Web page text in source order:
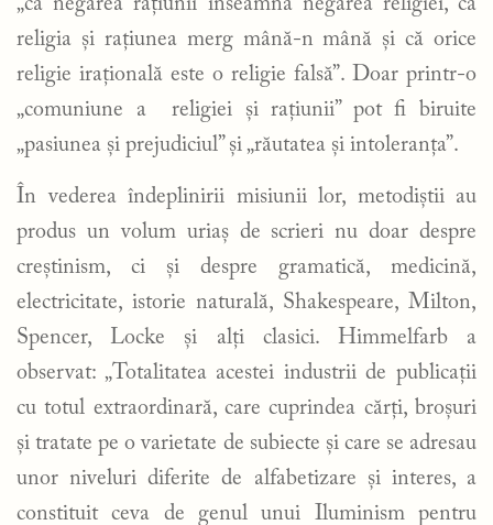
„că negarea rațiunii înseamnă negarea religiei, că
religia și rațiunea merg mână-n mână și că orice
religie irațională este o religie falsă”. Doar printr-o
„comuniune a religiei și rațiunii” pot fi biruite
„pasiunea și prejudiciul” și „răutatea și intoleranța”.
În vederea îndeplinirii misiunii lor, metodiștii au
produs un volum uriaș de scrieri nu doar despre
creștinism, ci și despre gramatică, medicină,
electricitate, istorie naturală, Shakespeare, Milton,
Spencer, Locke și alți clasici. Himmelfarb a
observat: „Totalitatea acestei industrii de publicații
cu totul extraordinară, care cuprindea cărți, broșuri
și tratate pe o varietate de subiecte și care se adresau
unor niveluri diferite de alfabetizare și interes, a
constituit ceva de genul unui Iluminism pentru